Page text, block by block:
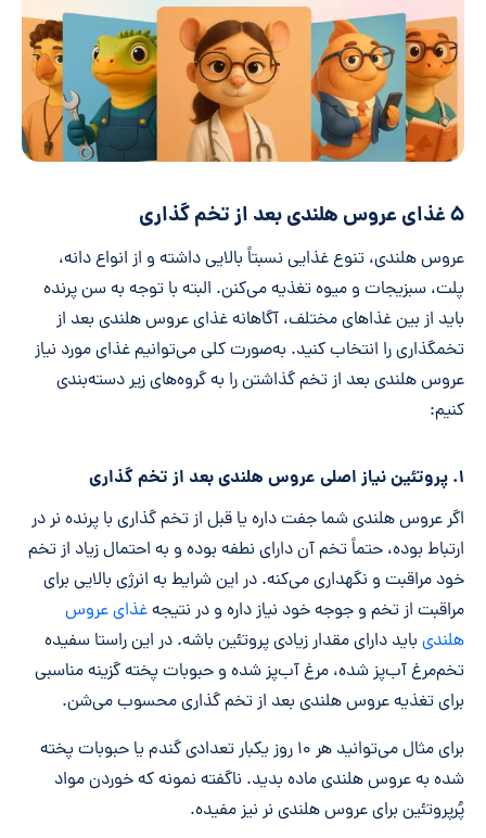
۵ غذای عروس هلندی بعد از تخم گذاری
عروس‌ هلندی، تنوع غذایی نسبتاً بالایی داشته و از انواع دانه،
پلت، سبزیجات و میوه تغذیه می‌کنن. البته با توجه به سن پرنده
باید از بین غذاهای مختلف، آگاهانه غذای عروس هلندی بعد از
تخمگذاری را انتخاب کنید. به‌صورت کلی می‌توانیم غذای مورد نیاز
عروس هلندی بعد از تخم گذاشتن را به گروه‌های زیر دسته‌بندی
کنیم:
۱. پروتئین نیاز اصلی عروس هلندی بعد از تخم گذاری
اگر عروس هلندی شما جفت داره یا قبل از تخم گذاری با پرنده نر در
ارتباط بوده، حتماً تخم آن دارای نطفه بوده و به احتمال زیاد از تخم
خود مراقبت و نگهداری می‌کنه. در این شرایط به انرژی بالایی برای
مراقبت از تخم و جوجه خود نیاز داره و در نتیجهغذای عروس
هلندی باید دارای مقدار زیادی پروتئین باشه. در این راستا سفیده
تخم‌مرغ آب‌پز شده، مرغ آب‌پز شده و حبوبات پخته گزینه مناسبی
برای تغذیه عروس هلندی بعد از تخم گذاری محسوب می‌شن.
برای مثال می‌توانید هر ۱۰ روز یکبار تعدادی گندم یا حبوبات پخته
شده به عروس هلندی ماده بدید. ناگفته نمونه که خوردن مواد
پُرپروتئین برای عروس هلندی نر نیز مفیده.